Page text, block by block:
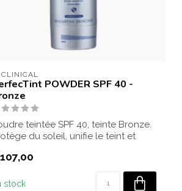
CLINICAL
POWDER SPF 40 -
teintée SPF 40, teinte Bronze.
du soleil, unifie le teint et
stock